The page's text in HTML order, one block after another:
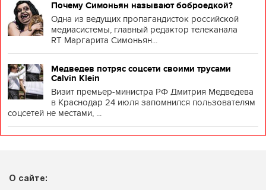
Почему Симоньян называют боброедкой?
Одна из ведущих пропагандисток российской
медиасистемы, главный редактор телеканала
RT Маргарита Симоньян...
Медведев потряс соцсети своими трусами
Calvin Klein
Визит премьер-министра РФ Дмитрия Медведева
в Краснодар 24 июля запомнился пользователям
соцсетей не местами, ...
О сайте: